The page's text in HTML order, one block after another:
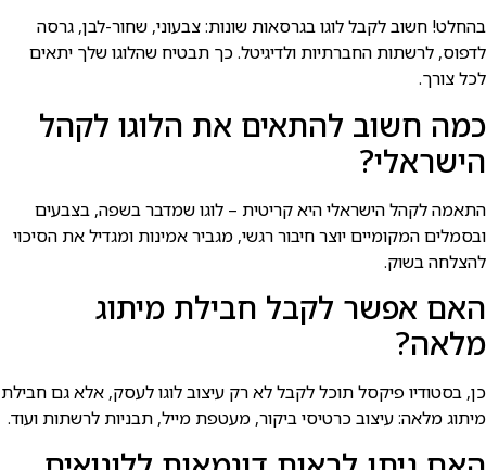
בהחלט! חשוב לקבל לוגו בגרסאות שונות: צבעוני, שחור-לבן, גרסה
לדפוס, לרשתות החברתיות ולדיגיטל. כך תבטיח שהלוגו שלך יתאים
לכל צורך.
כמה חשוב להתאים את הלוגו לקהל
הישראלי?
התאמה לקהל הישראלי היא קריטית – לוגו שמדבר בשפה, בצבעים
ובסמלים המקומיים יוצר חיבור רגשי, מגביר אמינות ומגדיל את הסיכוי
להצלחה בשוק.
האם אפשר לקבל חבילת מיתוג
מלאה?
כן, בסטודיו פיקסל תוכל לקבל לא רק עיצוב לוגו לעסק, אלא גם חבילת
מיתוג מלאה: עיצוב כרטיסי ביקור, מעטפת מייל, תבניות לרשתות ועוד.